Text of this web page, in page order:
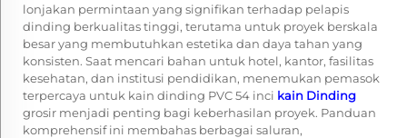
lonjakan permintaan yang signifikan terhadap pelapis
dinding berkualitas tinggi, terutama untuk proyek berskala
besar yang membutuhkan estetika dan daya tahan yang
konsisten. Saat mencari bahan untuk hotel, kantor, fasilitas
kesehatan, dan institusi pendidikan, menemukan pemasok
terpercaya untuk kain dinding PVC 54 inci kain Dinding
grosir menjadi penting bagi keberhasilan proyek. Panduan
komprehensif ini membahas berbagai saluran,